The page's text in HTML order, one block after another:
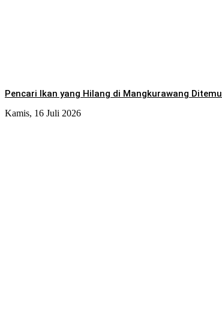
Pencari Ikan yang Hilang di Mangkurawang
Kamis, 16 Juli 2026